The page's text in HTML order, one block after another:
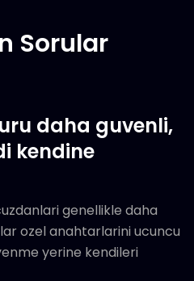
Sorular
daha guvenli,
kendine
genellikle daha
ozel anahtarlarini ucuncu
yerine kendileri